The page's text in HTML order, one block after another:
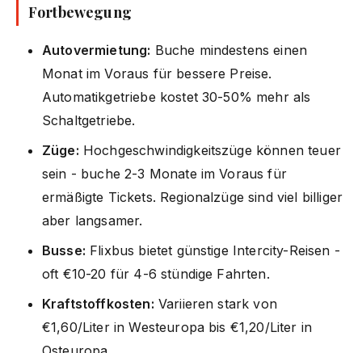
Fortbewegung
Autovermietung: Buche mindestens einen
Monat im Voraus für bessere Preise.
Automatikgetriebe kostet 30-50% mehr als
Schaltgetriebe.
Züge: Hochgeschwindigkeitszüge können teuer
sein - buche 2-3 Monate im Voraus für
ermäßigte Tickets. Regionalzüge sind viel billiger
aber langsamer.
Busse: Flixbus bietet günstige Intercity-Reisen -
oft €10-20 für 4-6 stündige Fahrten.
Kraftstoffkosten: Variieren stark von
€1,60/Liter in Westeuropa bis €1,20/Liter in